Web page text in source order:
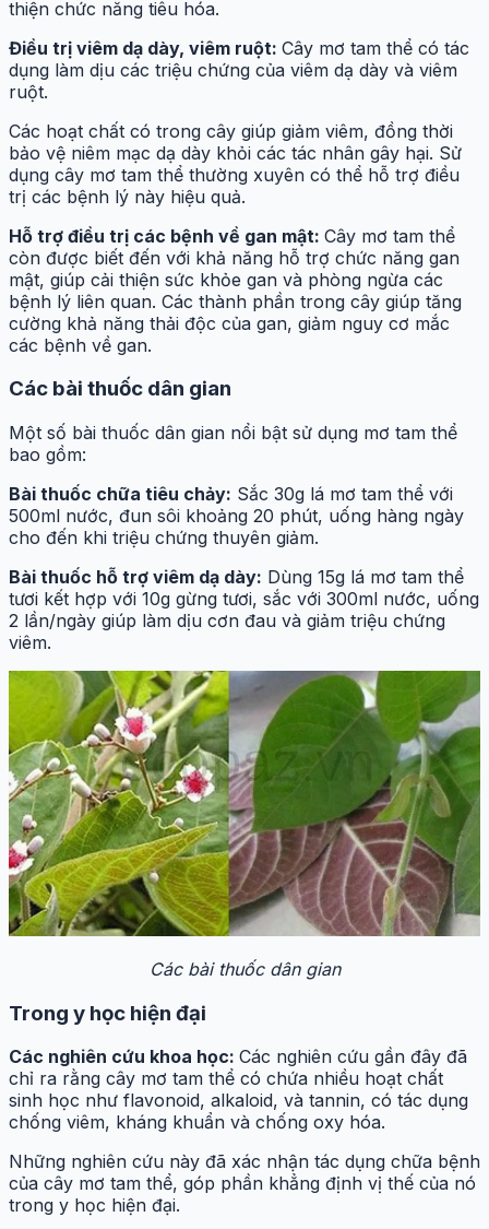
thiện chức năng tiêu hóa.
Điều trị viêm dạ dày, viêm ruột: Cây mơ tam thể có tác
dụng làm dịu các triệu chứng của viêm dạ dày và viêm
ruột.
Các hoạt chất có trong cây giúp giảm viêm, đồng thời
bảo vệ niêm mạc dạ dày khỏi các tác nhân gây hại. Sử
dụng cây mơ tam thể thường xuyên có thể hỗ trợ điều
trị các bệnh lý này hiệu quả.
Hỗ trợ điều trị các bệnh về gan mật: Cây mơ tam thể
còn được biết đến với khả năng hỗ trợ chức năng gan
mật, giúp cải thiện sức khỏe gan và phòng ngừa các
bệnh lý liên quan. Các thành phần trong cây giúp tăng
cường khả năng thải độc của gan, giảm nguy cơ mắc
các bệnh về gan.
Các bài thuốc dân gian
Một số bài thuốc dân gian nổi bật sử dụng mơ tam thể
bao gồm:
Bài thuốc chữa tiêu chảy: Sắc 30g lá mơ tam thể với
500ml nước, đun sôi khoảng 20 phút, uống hàng ngày
cho đến khi triệu chứng thuyên giảm.
Bài thuốc hỗ trợ viêm dạ dày: Dùng 15g lá mơ tam thể
tươi kết hợp với 10g gừng tươi, sắc với 300ml nước, uống
2 lần/ngày giúp làm dịu cơn đau và giảm triệu chứng
viêm.
Các bài thuốc dân gian
Trong y học hiện đại
Các nghiên cứu khoa học: Các nghiên cứu gần đây đã
chỉ ra rằng cây mơ tam thể có chứa nhiều hoạt chất
sinh học như flavonoid, alkaloid, và tannin, có tác dụng
chống viêm, kháng khuẩn và chống oxy hóa.
Những nghiên cứu này đã xác nhận tác dụng chữa bệnh
của cây mơ tam thể, góp phần khẳng định vị thế của nó
trong y học hiện đại.